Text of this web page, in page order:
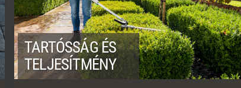
TARTÓSSÁG ÉS
TELJESÍTMÉNY